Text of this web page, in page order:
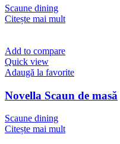
Scaune dining
Citește mai mult
Add to compare
Quick view
Adaugă la favorite
Novella Scaun de masă
Scaune dining
Citește mai mult